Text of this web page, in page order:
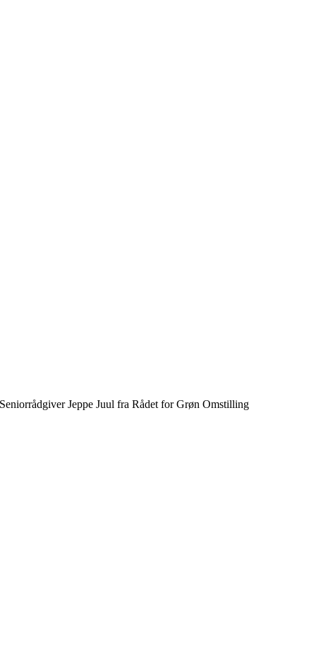
Seniorrådgiver Jeppe Juul fra Rådet for Grøn Omstilling